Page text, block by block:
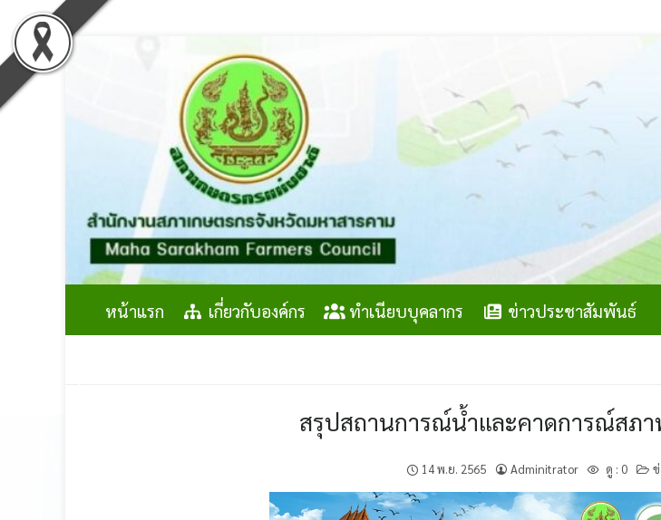
Skip
to
content
หน้าแรก เกี่ยวกับองค์กร ทำเนียบบุคลากร ข่าวประชาสัมพันธ์
สรุปสถานการณ์น้ำและคาดการณ์สภ
14 พ.ย. 2565 Adminitrator ดู : 0